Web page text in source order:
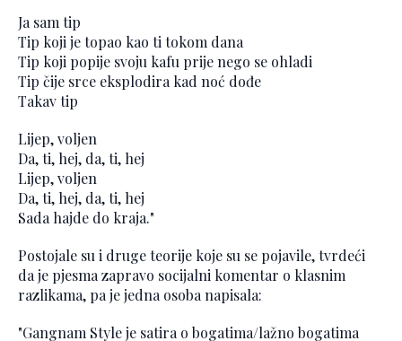
Ja sam tip
Tip koji je topao kao ti tokom dana
Tip koji popije svoju kafu prije nego se ohladi
Tip čije srce eksplodira kad noć dođe
Takav tip
Lijep, voljen
Da, ti, hej, da, ti, hej
Lijep, voljen
Da, ti, hej, da, ti, hej
Sada hajde do kraja."
Postojale su i druge teorije koje su se pojavile, tvrdeći
da je pjesma zapravo socijalni komentar o klasnim
razlikama, pa je jedna osoba napisala:
"Gangnam Style je satira o bogatima/lažno bogatima